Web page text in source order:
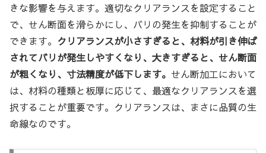
きな影響を与えます。適切なクリアランスを設定すること
で、せん断面を滑らかにし、バリの発生を抑制することが
できます。 クリアランスが小さすぎると、材料が引き伸ば
されてバリが発生しやすくなり、大きすぎると、せん断面
が粗くなり、寸法精度が低下します。 せん断加工において
は、材料の種類と板厚に応じて、最適なクリアランスを選
択することが重要です。クリアランスは、まさに品質の生
命線なのです。